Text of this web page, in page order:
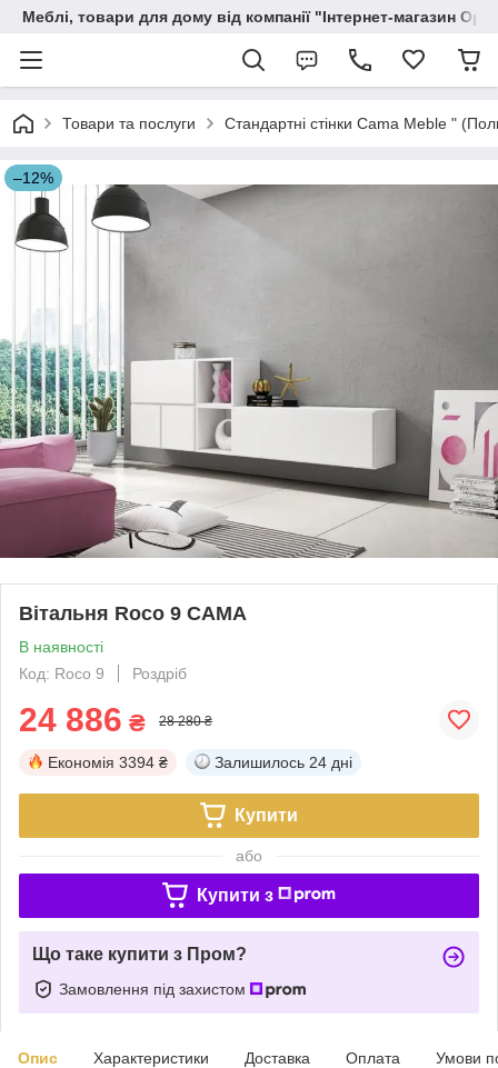
Меблі, товари для дому від компанії "Інтернет-магазин
Товари та послуги Стандартні стінки Cama Meble "
–12%
Вітальня Roco 9 CAMA
В наявності
Код: Roco 9
Роздріб
24 886 ₴ 28 280 ₴
Економія 3394 ₴ Залишилось 24 дні
Купити
або
Купити з
Що таке купити з Пром?
Замовлення під захистом
Опис Характеристики Доставка Оплата Умови